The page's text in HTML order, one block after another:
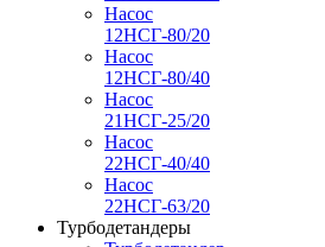
Насос
12НСГ-80/20
Насос
12НСГ-80/40
Насос
21НСГ-25/20
Насос
22НСГ-40/40
Насос
22НСГ-63/20
Турбодетандеры